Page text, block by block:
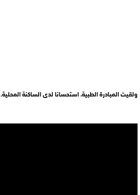
ولقيت المبادرة الطبية، استحسانا لدى الساكنة المحلية.